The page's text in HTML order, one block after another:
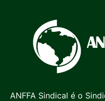
ANFFA Sindical é o